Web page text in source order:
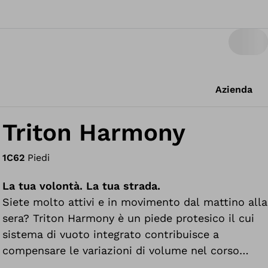
Azienda
Triton Harmony
1C62 Piedi
La tua volontà. La tua strada.
Siete molto attivi e in movimento dal mattino alla
sera? Triton Harmony è un piede protesico il cui
sistema di vuoto integrato contribuisce a
compensare le variazioni di volume nel corso